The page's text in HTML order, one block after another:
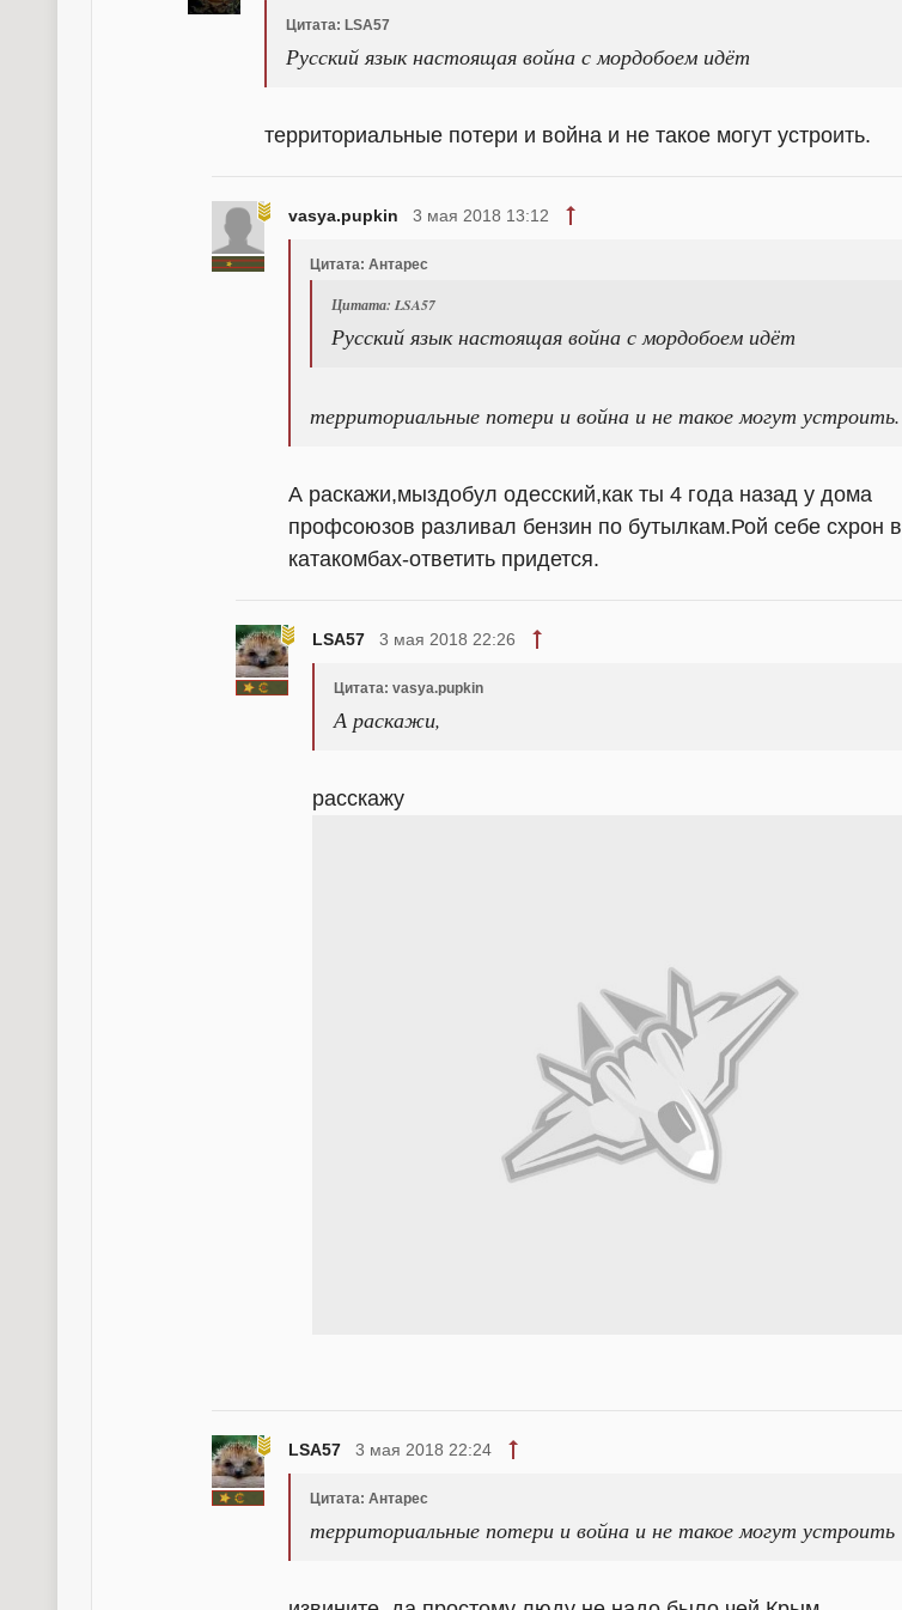
Цитата: LSA57
Русский язык настоящая война с мордобоем идёт
территориальные потери и война и не такое могут устроить.
vasya.pupkin 3 мая 2018 13:12
Цитата: Антарес
Цитата: LSA57
Русский язык настоящая война с мордобоем идёт
территориальные потери и война и не такое могут устроить.
А раскажи,мыздобул одесский,как ты 4 года назад у дома
профсоюзов разливал бензин по бутылкам.Рой себе схрон в
катакомбах-ответить придется.
LSA57 3 мая 2018 22:26
Цитата: vasya.pupkin
А раскажи,
расскажу
LSA57 3 мая 2018 22:24
Цитата: Антарес
территориальные потери и война и не такое могут устроить